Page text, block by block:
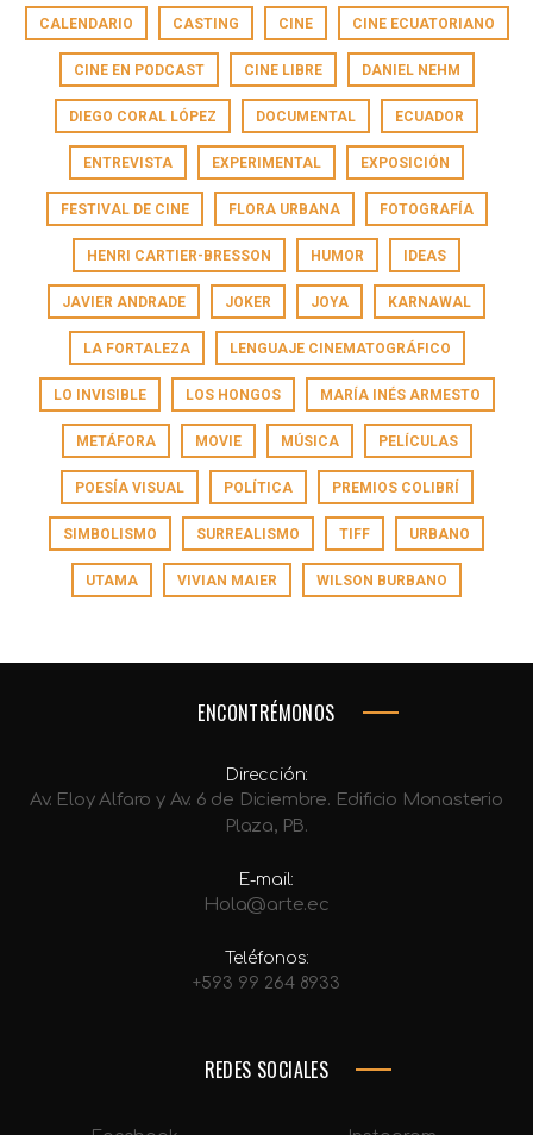
CALENDARIO CASTING CINE CINE ECUATORIANO
CINE EN PODCAST CINE LIBRE DANIEL NEHM
DIEGO CORAL LÓPEZ DOCUMENTAL ECUADOR
ENTREVISTA EXPERIMENTAL EXPOSICIÓN
FESTIVAL DE CINE FLORA URBANA FOTOGRAFÍA
HENRI CARTIER-BRESSON HUMOR IDEAS
JAVIER ANDRADE JOKER JOYA KARNAWAL
LA FORTALEZA LENGUAJE CINEMATOGRÁFICO
LO INVISIBLE LOS HONGOS MARÍA INÉS ARMESTO
METÁFORA MOVIE MÚSICA PELÍCULAS
POESÍA VISUAL POLÍTICA PREMIOS COLIBRÍ
SIMBOLISMO SURREALISMO TIFF URBANO
UTAMA VIVIAN MAIER WILSON BURBANO
ENCONTRÉMONOS
Dirección:
Av. Eloy Alfaro y Av. 6 de Diciembre. Edificio Monasterio
Plaza, PB.
E-mail:
Hola@arte.ec
Teléfonos:
+593 99 264 8933
REDES SOCIALES